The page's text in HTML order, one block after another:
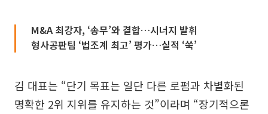
M&A 최강자, ‘송무’와 결합…시너지 발휘
형사공판팀 ‘법조계 최고’ 평가…실적 ‘쑥’
김 대표는 “단기 목표는 일단 다른 로펌과 차별화된
명확한 2위 지위를 유지하는 것”이라며 “장기적으론